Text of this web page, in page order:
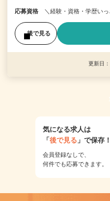
応募資格 ＼経験・資格・学歴い
後で見る
更新日
気になる求人は
「後で見る 」で保存！
会員登録なしで、
何件でも応募できます。